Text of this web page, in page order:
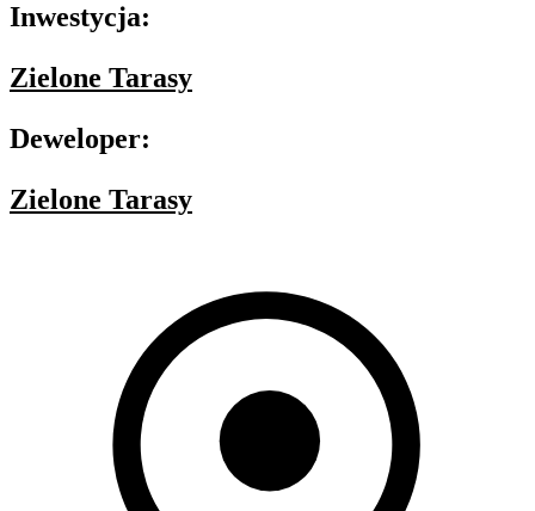
Inwestycja:
Zielone Tarasy
Deweloper:
Zielone Tarasy